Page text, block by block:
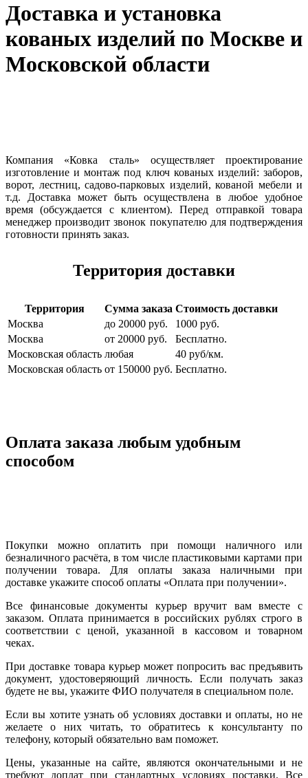
Доставка и установка
кованых изделий по Москве и
Московской области
Компания «Ковка сталь» осуществляет проектирование
изготовление и монтаж под ключ кованых изделий: заборов,
ворот, лестниц, садово-парковых изделий, кованой мебели и
т.д. Доставка может быть осуществлена в любое удобное
время (обсуждается с клиентом). Перед отправкой товара
менеджер производит звонок покупателю для подтверждения
готовности принять заказ.
Территория доставки
Территория Сумма заказа Стоимость доставки
Москва
до 20000 руб.
1000 руб.
Москва
от 20000 руб.
Бесплатно.
Московская область любая
40 руб/км.
Московская область от 150000 руб. Бесплатно.
Оплата заказа любым удобным
способом
Покупки можно оплатить при помощи наличного или
безналичного расчёта, в том числе пластиковыми картами при
получении товара. Для оплаты заказа наличными при
доставке укажите способ оплаты «Оплата при получении».
Все финансовые документы курьер вручит вам вместе с
заказом. Оплата принимается в российских рублях строго в
соответствии с ценой, указанной в кассовом и товарном
чеках.
При доставке товара курьер может попросить вас предъявить
документ, удостоверяющий личность. Если получать заказ
будете не вы, укажите ФИО получателя в специальном поле.
Если вы хотите узнать об условиях доставки и оплаты, но не
желаете о них читать, то обратитесь к консультанту по
телефону, который обязательно вам поможет.
Цены, указанные на сайте, являются окончательными и не
требуют доплат при стандартных условиях поставки. Все